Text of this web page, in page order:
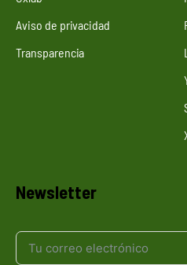
Aviso de privacidad
Transparencia
Newsletter